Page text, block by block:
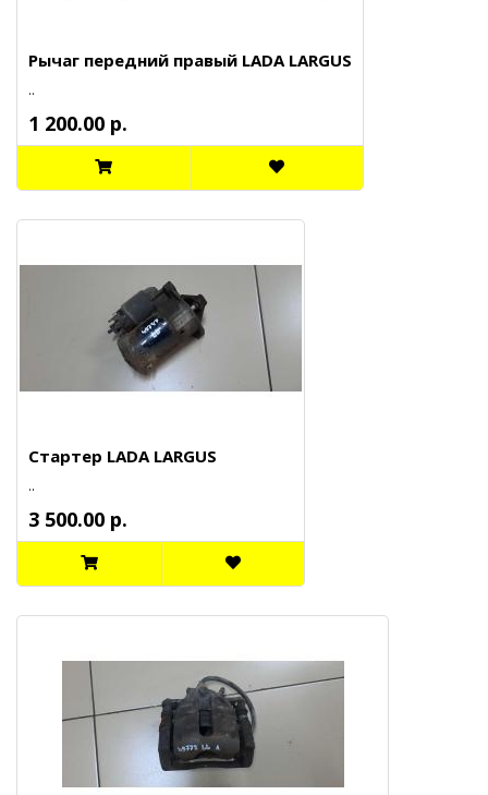
Рычаг передний правый LADA LARGUS
..
1 200.00 р.
Стартер LADA LARGUS
..
3 500.00 р.